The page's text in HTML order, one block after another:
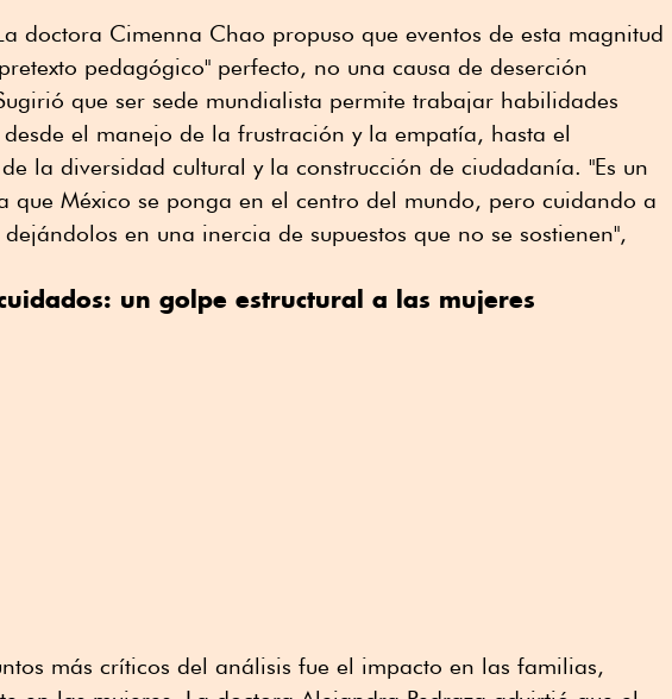
doctora Cimenna Chao propuso que eventos de esta magnitud
pedagógico" perfecto, no una causa de deserción
que ser sede mundialista permite trabajar habilidades
desde el manejo de la frustración y la empatía, hasta el
la diversidad cultural y la construcción de ciudadanía. "Es un
que México se ponga en el centro del mundo, pero cuidando a
en una inercia de supuestos que no se sostienen",
un golpe estructural a las mujeres
más críticos del análisis fue el impacto en las familias,